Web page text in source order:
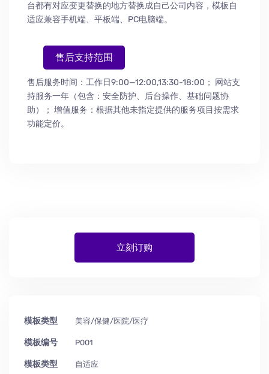
台都有对应变更替换的地方替换成自己公司内容，模板自
适应兼容手机端、平板端、PC电脑端。
售后支持范围
售后服务时间：工作日9:00—12:00,13:30-18:00；
网站支
持服务一年（包含：安全防护、 后台操作、 基础问题协
助）
； 增值服务：根据其他未指定提供的服务项目按需求
功能定价。
立刻订购
模板类型 美容/保健/医院/医疗
模板编号 P001
模板类型 自适应